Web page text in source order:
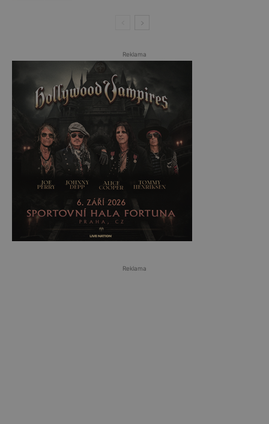
Reklama
Reklama